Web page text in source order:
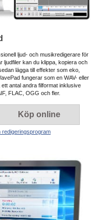
ljud- och musikredigerare för
ljudfiler kan du klippa, kopiera och
lägga till effekter som eko,
fungerar som en WAV- eller
antal andra filformat inklusive
FLAC, OGG och fler.
Köp online
redigeringsprogram